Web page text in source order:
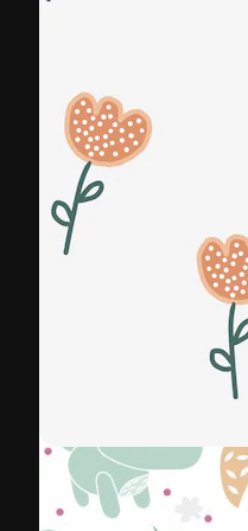
La plataforma
trabajo. Más
entre
Copyright ©